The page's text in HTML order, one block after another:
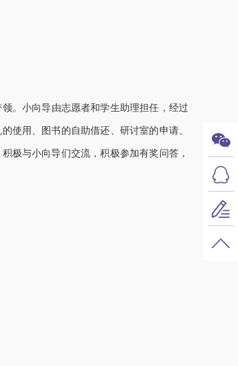
。小向导由志愿者和学生助理担任，经过
使用、图书的自助借还、研讨室的申请、
极与小向导们交流，积极参加有奖问答，